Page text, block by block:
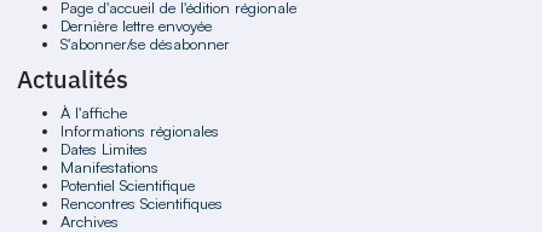
Page d'accueil de l'édition régionale
Dernière lettre envoyée
S'abonner/se désabonner
Actualités
À l'affiche
Informations régionales
Dates Limites
Manifestations
Potentiel Scientifique
Rencontres Scientifiques
Archives